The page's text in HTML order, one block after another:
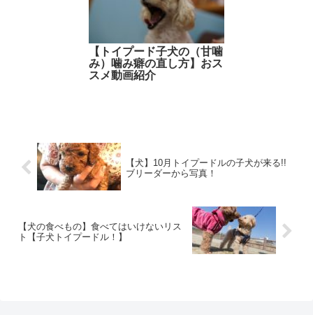
【トイプード子犬の（甘噛
み）噛み癖の直し方】おス
スメ動画紹介
【犬】10月トイプードルの子犬が来る!!
ブリーダーから写真！
【犬の食べもの】食べてはいけないリス
ト【子犬トイプードル！】